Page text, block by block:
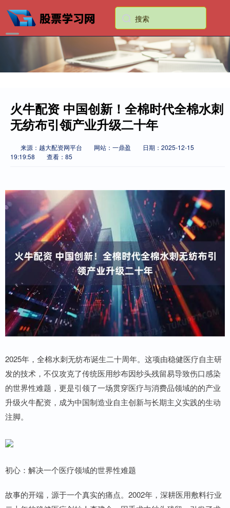
火牛配资 中国创新！全棉时代全棉水刺
无纺布引领产业升级二十年
来源：越大配资网平台 网站：一鼎盈
日期：2025-12-15
19:19:58
查看：85
2025年，全棉水刺无纺布诞生二十周年。这项由稳健医疗自主研
发的技术，不仅攻克了传统医用纱布因纱头残留易导致伤口感染
的世界性难题，更是引领了一场贯穿医疗与消费品领域的的产业
升级火牛配资，成为中国制造业自主创新与长期主义实践的生动
注脚。
初心：解决一个医疗领域的世界性难题
故事的开端，源于一个真实的痛点。2002年，深耕医用敷料行业